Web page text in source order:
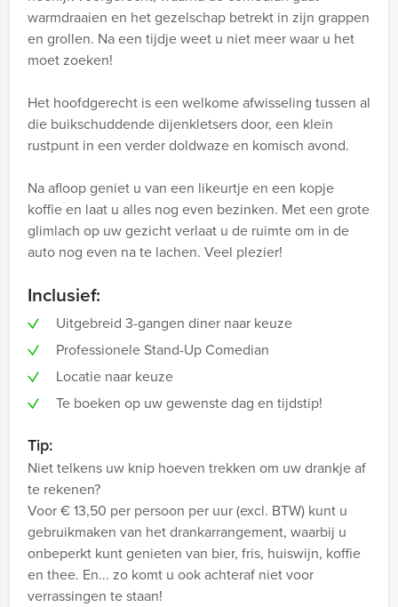
warmdraaien en het gezelschap betrekt in zijn grappen
en grollen. Na een tijdje weet u niet meer waar u het
moet zoeken!
Het hoofdgerecht is een welkome afwisseling tussen al
die buikschuddende dijenkletsers door, een klein
rustpunt in een verder doldwaze en komisch avond.
Na afloop geniet u van een likeurtje en een kopje
koffie en laat u alles nog even bezinken. Met een grote
glimlach op uw gezicht verlaat u de ruimte om in de
auto nog even na te lachen. Veel plezier!
Inclusief:
Uitgebreid 3-gangen diner naar keuze
Professionele Stand-Up Comedian
Locatie naar keuze
Te boeken op uw gewenste dag en tijdstip!
Tip:
Niet telkens uw knip hoeven trekken om uw drankje af
te rekenen?
Voor € 13,50 per persoon per uur (excl. BTW) kunt u
gebruikmaken van het drankarrangement, waarbij u
onbeperkt kunt genieten van bier, fris, huiswijn, koffie
en thee. En... zo komt u ook achteraf niet voor
verrassingen te staan!